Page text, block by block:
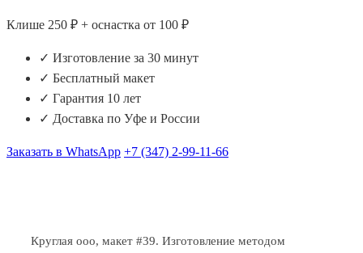
Клише 250 ₽ + оснастка от 100 ₽
✓ Изготовление за 30 минут
✓ Бесплатный макет
✓ Гарантия 10 лет
✓ Доставка по Уфе и России
Заказать в WhatsApp +7 (347) 2-99-11-66
Круглая ооо, макет #39. Изготовление методом